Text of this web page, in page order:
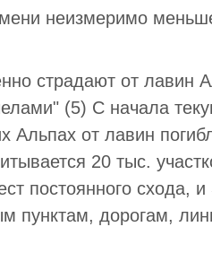
неизмеримо
страдают от лавин
(5) С начала
Альпах от лавин
20 тыс.
постоянного схода,
пунктам, дорогам,